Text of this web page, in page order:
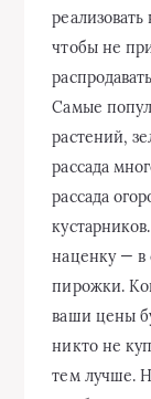
чтобы не
Самые
растений,
рассада
рассада
наценку — в
пирожки.
ваши цены
никто не
тем лучше.